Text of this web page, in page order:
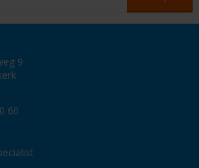
9
60